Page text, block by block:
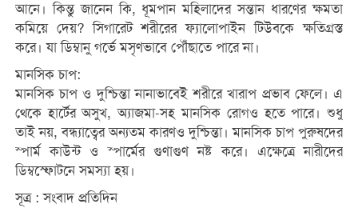
আনে। কিন্তু জানেন কি, ধূমপান মহিলাদের সন্তান ধারণের ক্ষমতা
কমিয়ে দেয়? সিগারেট শরীরের ফ্যালোপাইন টিউবকে ক্ষতিগ্রস্ত
করে। যা ডিম্বানু গর্ভে মসৃণভাবে পৌঁছাতে পারে না।
মানসিক চাপ:
মানসিক চাপ ও দুশ্চিন্তা নানাভাবেই শরীরে খারাপ প্রভাব ফেলে। এ
থেকে হার্টের অসুখ, অ্যাজমা-সহ মানসিক রোগও হতে পারে। শুধু
তাই নয়, বন্ধ্যাত্বের অন্যতম কারণও দুশ্চিন্তা। মানসিক চাপ পুরুষদের
স্পার্ম কাউন্ট ও স্পার্মের গুণাগুণ নষ্ট করে। এক্ষেত্রে নারীদের
ডিম্বস্ফোটনে সমস্যা হয়।
সূত্র : সংবাদ প্রতিদিন